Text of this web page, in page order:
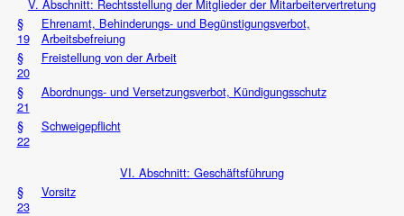
V. Abschnitt: Rechtsstellung der Mitglieder der Mitarbeitervertretung
§
19
Ehrenamt, Behinderungs- und Begünstigungsverbot,
Arbeitsbefreiung
§
20
Freistellung von der Arbeit
§
21
Abordnungs- und Versetzungsverbot, Kündigungsschutz
§
22
Schweigepflicht
VI. Abschnitt: Geschäftsführung
§
23
Vorsitz